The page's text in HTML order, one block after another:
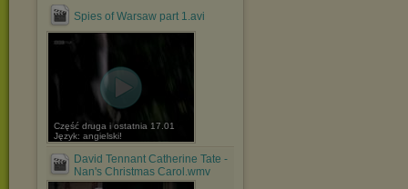
Spies of Warsaw part 1.avi
Część druga i ostatnia 17.01
Język: angielski!
David Tennant Catherine Tate -
Nan's Christmas Carol.wmv